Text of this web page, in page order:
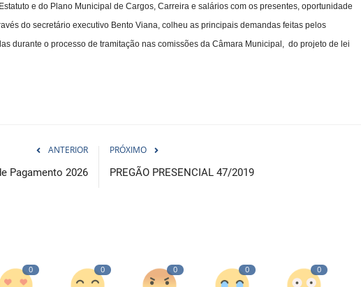
e do Plano Municipal de Cargos, Carreira e salários com os presentes, oportunidade
do secretário executivo Bento Viana, colheu as principais demandas feitas pelos
durante o processo de tramitação nas comissões da Câmara Municipal, do projeto de lei
ANTERIOR
Pagamento 2026
PRÓXIMO
PREGÃO PRESENCIAL 47/2019
0 0 0 0 0